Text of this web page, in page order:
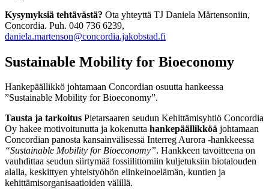
Kysymyksiä tehtävästä? Ota yhteyttä TJ Daniela Mårtensoniin,
Concordia. Puh. 040 736 6239,
daniela.martenson@concordia.jakobstad.fi
Sustainable Mobility for Bioeconomy
Hankepäällikkö johtamaan Concordian osuutta hankeessa
”Sustainable Mobility for Bioeconomy”.
Tausta ja tarkoitus Pietarsaaren seudun Kehittämisyhtiö Concordia
Oy hakee motivoitunutta ja kokenutta hankepäällikköä johtamaan
Concordian panosta kansainvälisessä Interreg Aurora -hankkeessa
“Sustainable Mobility for Bioeconomy”. Hankkeen tavoitteena on
vauhdittaa seudun siirtymää fossiilittomiin kuljetuksiin biotalouden
alalla, keskittyen yhteistyöhön elinkeinoelämän, kuntien ja
kehittämisorganisaatioiden välillä.